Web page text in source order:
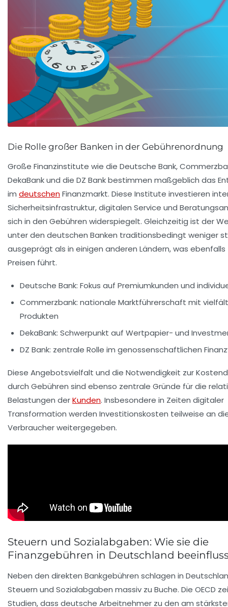
Die Rolle großer Banken in der Gebührenordnung
Große Finanzinstitute wie die Deutsche Bank,
DekaBank und die DZ Bank bestimmen maßgeblich das
im deutschenFinanzmarkt. Diese Institute investieren
Sicherheitsinfrastruktur, digitalen Service und
sich in den Gebühren widerspiegelt. Gleichzeitig ist der
unter den deutschen Banken traditionsbedingt weniger
ausgeprägt als in einigen anderen Ländern, was ebenfalls
Preisen führt.
Deutsche Bank: Fokus auf Premiumkunden und
Commerzbank: nationale Marktführerschaft mit
Produkten
DekaBank: Schwerpunkt auf Wertpapier- und
DZ Bank: zentrale Rolle im genossenschaftlichen
Diese Angebotsvielfalt und die Notwendigkeit zur
durch Gebühren sind ebenso zentrale Gründe für die
Belastungen derKunden. Insbesondere in Zeiten digitaler
Transformation werden Investitionskosten teilweise an
Verbraucher weitergegeben.
Steuern und Sozialabgaben: Wie sie die
Finanzgebühren in Deutschland
Neben den direkten Bankgebühren schlagen in
Steuern und Sozialabgaben massiv zu Buche. Die OECD
Studien, dass deutsche Arbeitnehmer zu den am